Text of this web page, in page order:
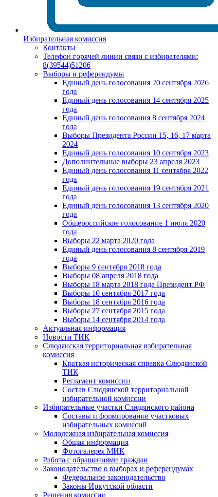
Избирательная комиссия
Контакты
Телефон горячей линии связи с избирателями:
8(39544)51206
Выборы и референдумы
Единый день голосования 20 сентября 2026
года
Единый день голосования 14 сентября 2025
года
Единый день голосования 8 сентября 2024
года
Выборы Президента России 15, 16, 17 марта
2024
Единый день голосования 10 сентября 2023
Дополнительные выборы 23 апреля 2023
Единый день голосования 11 сентября 2022
года
Единый день голосования 19 сентября 2021
года
Единый день голосования 13 сентября 2020
года
Общероссийское голосование 1 июля 2020
года
Выборы 22 марта 2020 года
Единый день голосования 8 сентября 2019
года
Выборы 9 сентября 2018 года
Выборы 08 апреля 2018 года
Выборы 18 марта 2018 года Президент РФ
Выборы 10 сентября 2017 года
Выборы 18 сентября 2016 года
Выборы 27 сентября 2015 года
Выборы 14 сентября 2014 года
Актуальная информация
Новости ТИК
Слюдянская территориальная избирательная
комиссия
Краткая историческая справка Слюдянской
ТИК
Регламент комиссии
Состав Слюдянской территориальной
избирательной комиссии
Избирательные участки Слюдянского района
Составы и формирование участковых
избирательных комиссий
Молодежная избирательная комиссия
Общая информация
Фотогалерея МИК
Работа с обращениями граждан
Законодательство о выборах и референдумах
Федеральное законодательство
Законы Иркутской области
Решения комиссии